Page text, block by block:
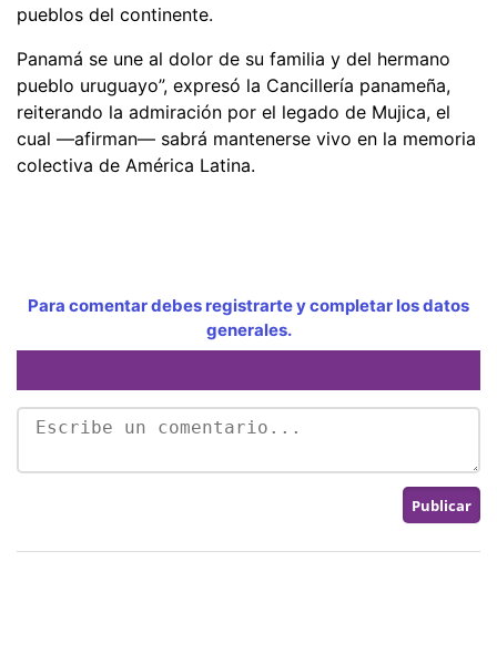
pueblos del continente.
Panamá se une al dolor de su familia y del hermano
pueblo uruguayo”, expresó la Cancillería panameña,
reiterando la admiración por el legado de Mujica, el
cual —afirman— sabrá mantenerse vivo en la memoria
colectiva de América Latina.
Para comentar debes registrarte y completar los datos
generales.